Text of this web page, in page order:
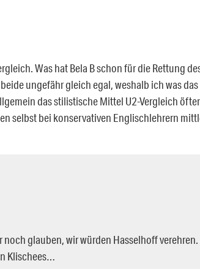
Was hat Bela B schon für die Rettung
ungefähr gleich egal, weshalb ich was
das stilistische Mittel U2-Vergleich
selbst bei konservativen Englischlehrern
glauben, wir würden Hasselhoff
Klischees…